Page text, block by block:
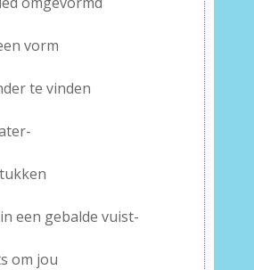
vorm
te vinden
een gebalde vuist-
om jou